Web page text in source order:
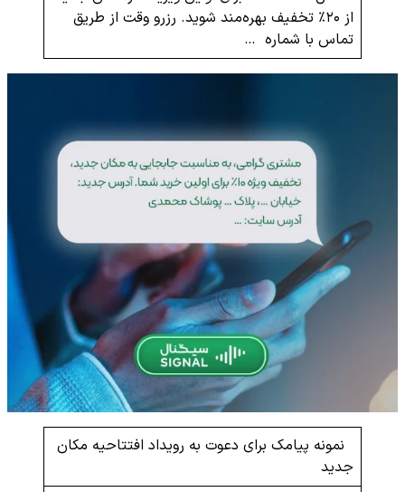
از ۲۰٪ تخفیف بهره‌مند شوید. رزرو وقت از طریق
تماس با شماره …
نمونه پیامک برای دعوت به رویداد افتتاحیه مکان
جدید